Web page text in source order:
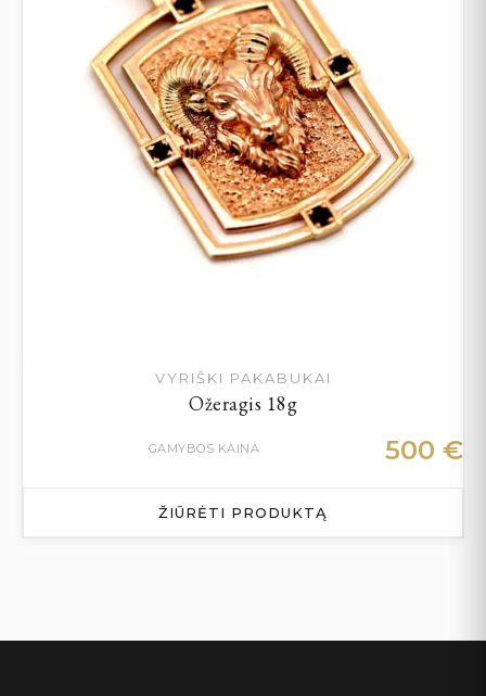
VYRIŠKI PAKABUKAI
Ožeragis 18g
GAMYBOS KAINA 500 €
ŽIŪRĖTI PRODUKTĄ